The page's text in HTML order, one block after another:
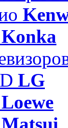
Konka
LG
Loewe
Matsui